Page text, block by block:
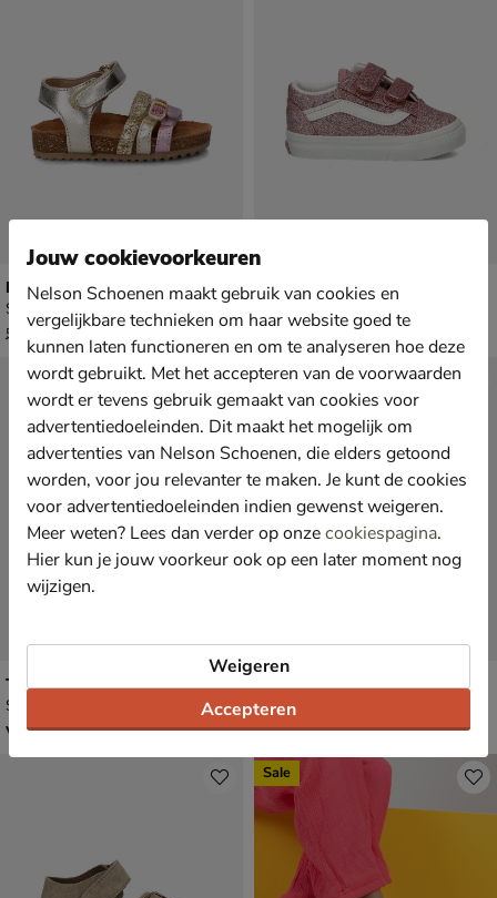
Nelson Kids
Sandalen - multi
van € 59,99 voor € 41,99
59 41,99
Vans Old Skool
Babyschoenen - rose goud
van € 64,99 vanaf € 38,49
v.a.38 49
Timberland Perkins Row
Sandalen - groen
vanaf € 44,99
v.a.44,99
Replay Spacer 2
Sandalen - blauw
€ 49,99
49,99
Sale
Jouw cookievoorkeuren
Nelson Schoenen maakt gebruik van cookies en
vergelijkbare technieken om haar website goed te
kunnen laten functioneren en om te analyseren hoe deze
wordt gebruikt. Met het accepteren van de voorwaarden
wordt er tevens gebruik gemaakt van cookies voor
advertentiedoeleinden. Dit maakt het mogelijk om
advertenties van Nelson Schoenen, die elders getoond
worden, voor jou relevanter te maken. Je kunt de cookies
voor advertentiedoeleinden indien gewenst weigeren.
Meer weten? Lees dan verder op onzecookiespagina.
Hier kun je jouw voorkeur ook op een later moment nog
wijzigen.
Accepteren
Weigeren